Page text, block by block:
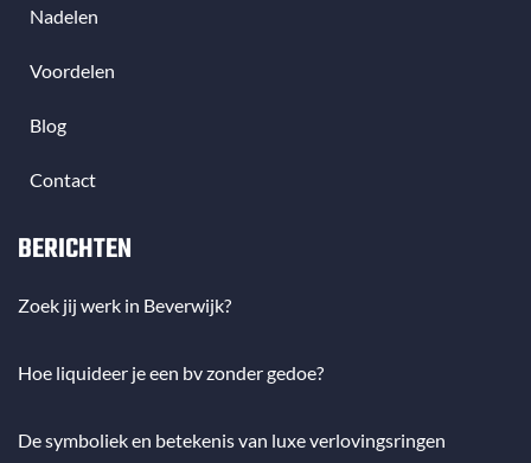
Nadelen
Voordelen
Blog
Contact
BERICHTEN
Zoek jij werk in Beverwijk?
Hoe liquideer je een bv zonder gedoe?
De symboliek en betekenis van luxe verlovingsringen